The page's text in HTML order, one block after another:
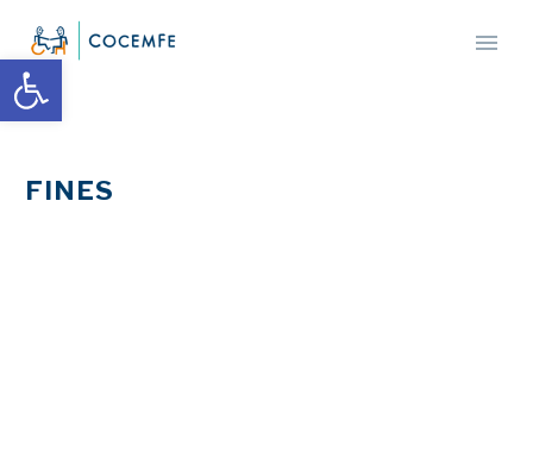
Abrir barra de herramientas
FINES